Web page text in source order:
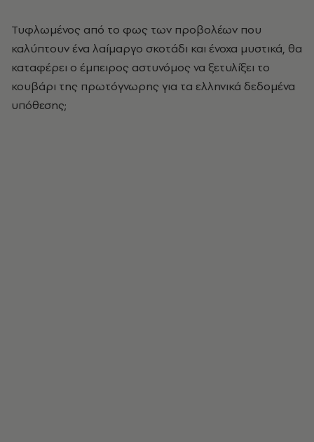
Τυφλωμένος από το φως των προβολέων που
καλύπτουν ένα λαίμαργο σκοτάδι και ένοχα μυστικά, θα
καταφέρει ο έμπειρος αστυνόμος να ξετυλίξει το
κουβάρι της πρωτόγνωρης για τα ελληνικά δεδομένα
υπόθεσης;